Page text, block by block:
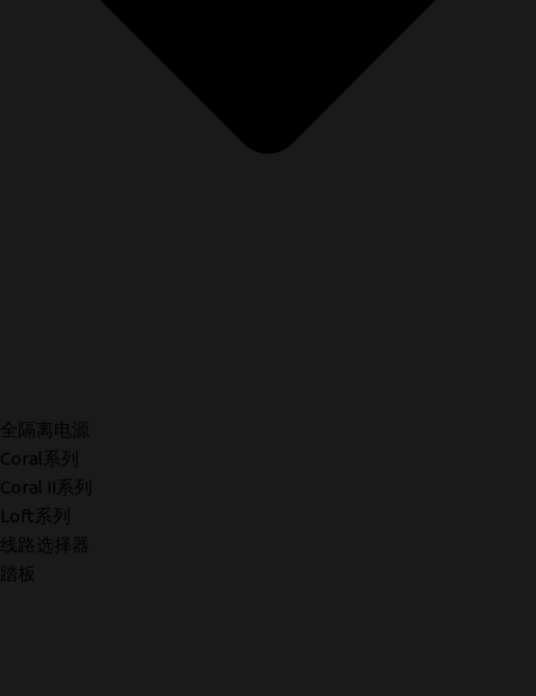
全隔离电源
Coral系列
Coral II系列
Loft系列
线路选择器
踏板